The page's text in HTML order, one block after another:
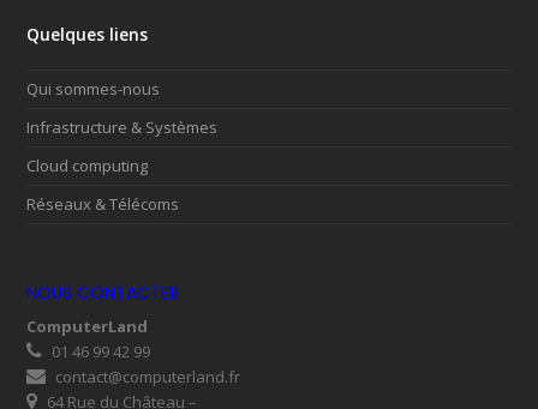
Quelques liens
Qui sommes-nous
Infrastructure & Systèmes
Cloud computing
Réseaux & Télécoms
NOUS CONTACTER
ComputerLand
01 46 99 42 99
contact@computerland.fr
64 Rue du Château –